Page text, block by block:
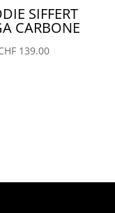
SIFFERT
CARBONE
139.00